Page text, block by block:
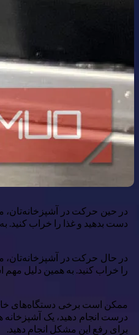
در حین حرکت در آشپزخانه‌تان،
دست بدهید و غذا را خراب کنید.
را خراب کنید. به همین دلیل مهم
ممکن است برخی دستگاه‌های خانه
درست انجام دهید، یک
برای رفع این مشکل انجام دهید.